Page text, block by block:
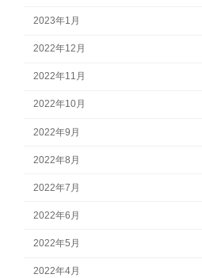
2023年1月
2022年12月
2022年11月
2022年10月
2022年9月
2022年8月
2022年7月
2022年6月
2022年5月
2022年4月